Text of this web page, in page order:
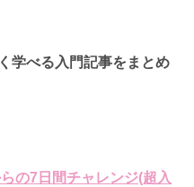
学べる入門記事をまとめ
の7日間チャレンジ(超入